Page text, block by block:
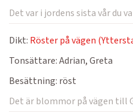
Det var i jordens sista vår du
Dikt: Röster på vägen
Tonsättare:Adrian, Greta
Besättning: röst
Det är blommor på vägen till